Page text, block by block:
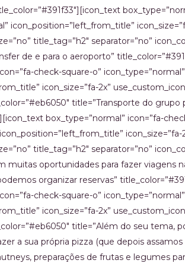
icon_position=”left_from_title”
title_tag=”h2″ separator=”no”
de e para o aeroporto”
check-square-o” icon_type=”normal”
icon_size=”fa-2x”
title=”Transporte do grupo
box_type=”normal” icon=”fa-
icon_size=”fa-
title_tag=”h2″ separator=”no”
muitas oportunidades para fazer viagens
organizar reservas”
check-square-o” icon_type=”normal”
icon_size=”fa-2x”
title=”Além do seu tema,
a sua própria pizza (que depois
preparações de frutas e legumes